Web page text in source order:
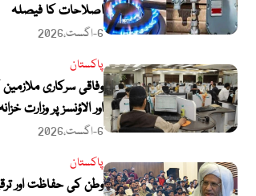
اصلاحات کا فیصلہ
6-اگست،2026
پاکستان
وفاقی سرکاری
اور الاؤنسز پر وزارت
وضاحت
6-اگست،2026
پاکستان
وطن کی حفاظت اور